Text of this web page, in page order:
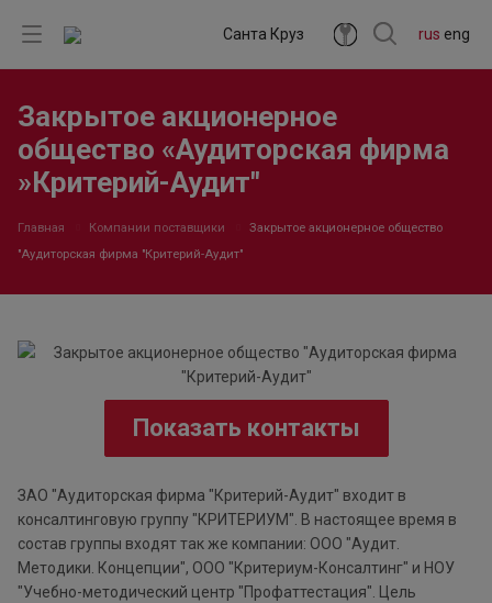
rus eng
Санта Круз
Закрытое акционерное
общество «Аудиторская фирма
»Критерий-Аудит"
Главная Компании поставщики
Закрытое акционерное общество
"Аудиторская фирма "Критерий-Аудит"
Показать контакты
ЗАО "Аудиторская фирма "Критерий-Аудит" входит в
консалтинговую группу "КРИТЕРИУМ". В настоящее время в
состав группы входят так же компании: ООО "Аудит.
Методики. Концепции", ООО "Критериум-Консалтинг" и НОУ
"Учебно-методический центр "Профаттестация". Цель